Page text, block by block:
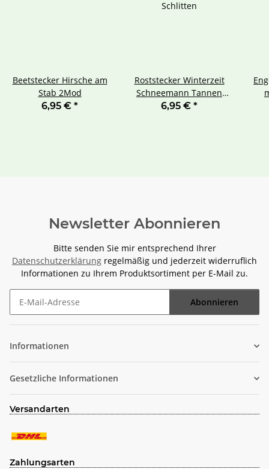
Beetstecker Hirsche am
Stab 2Mod
6,95 € *
Roststecker Winterzeit
Schneemann Tannen
Schlitten
6,95 € *
Newsletter Abonnieren
Bitte senden Sie mir entsprechend Ihrer
Datenschutzerklärung regelmäßig und jederzeit widerruflich
Informationen zu Ihrem Produktsortiment per E-Mail zu.
Abonnieren
Informationen
Gesetzliche Informationen
Versandarten
Zahlungsarten